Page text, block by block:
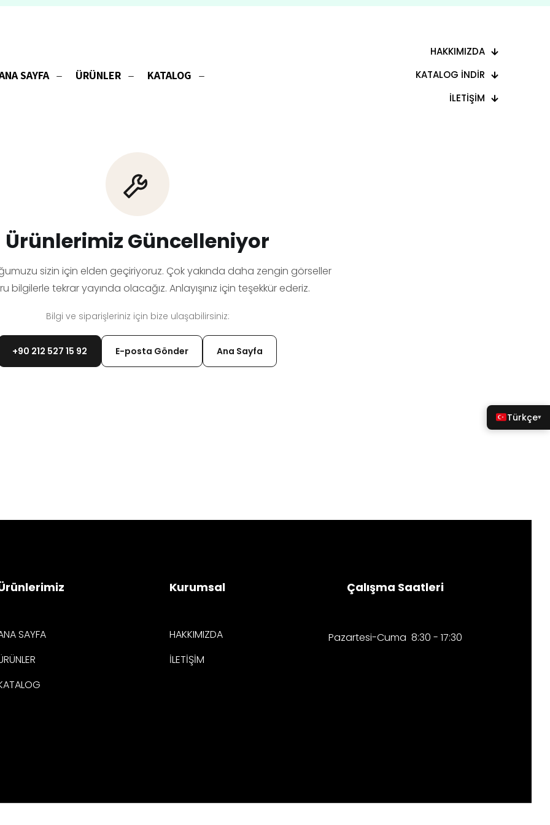
SAYFA ÜRÜNLER KATALOG
HAKKIMIZDA
KATALOG İNDİR
İLETİŞİM
Ürünlerimiz Güncelleniyor
sizin için elden geçiriyoruz. Çok yakında daha zengin görseller
bilgilerle tekrar yayında olacağız. Anlayışınız için teşekkür ederiz.
Bilgi ve siparişleriniz için bize ulaşabilirsiniz:
+90 212 527 15 92 E-posta Gönder Ana Sayfa
SAYFA
Kurumsal
HAKKIMIZDA
İLETİŞİM
Çalışma Saatleri
Pazartesi-Cuma 8:30 - 17:30​​
Türkçe▾